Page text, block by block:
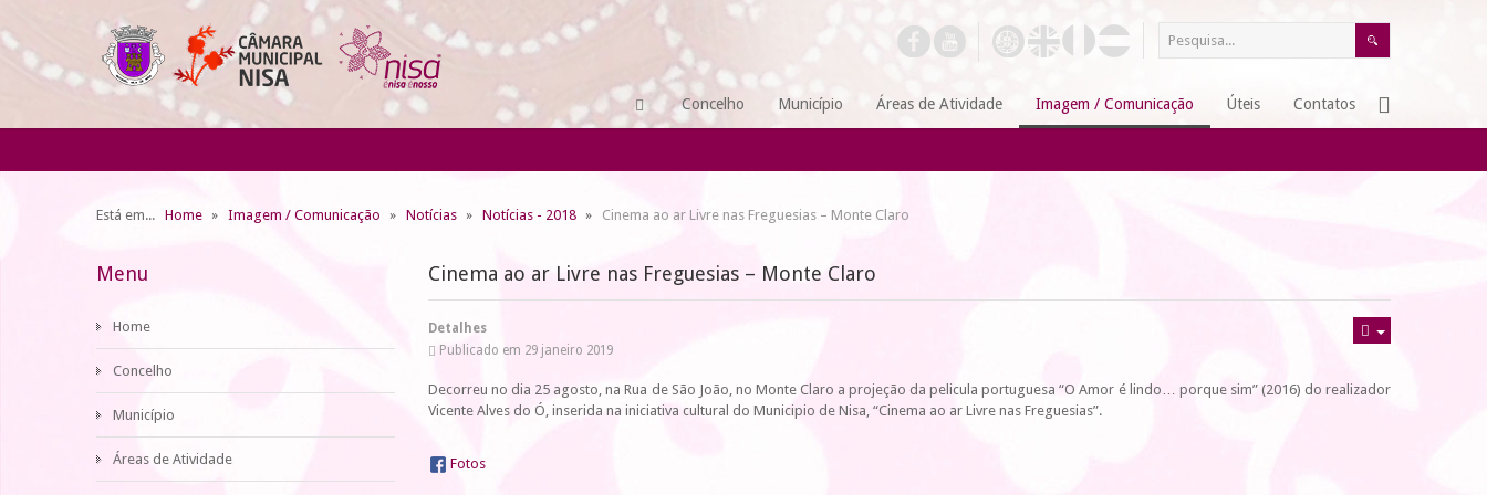
Concelho Município Áreas de Atividade Imagem / Comunicação Úteis Contatos
Está em... Home Imagem / Comunicação Notícias Notícias - 2018 Cinema ao ar Livre nas Freguesias – Monte Claro
Cinema ao ar Livre nas Freguesias – Monte Claro
Detalhes
Publicado em 29 janeiro 2019
Decorreu no dia 25 agosto, na Rua de São João, no Monte Claro a projeção da pelicula portuguesa “O Amor é lindo… porque sim” (2016) do realizador
Vicente Alves do Ó, inserida na iniciativa cultural do Municipio de Nisa, “Cinema ao ar Livre nas Freguesias”.
Fotos
Menu
Home
Concelho
Município
Áreas de Atividade